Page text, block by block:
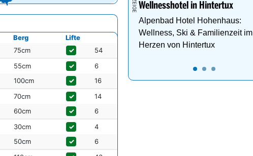
Berg
Lifte
75cm ✓
54
55cm ✓
6
100cm ✓
16
70cm ✓
14
60cm ✓
6
30cm ✓
4
50cm ✓
6
Wellnesshotel in Hintertux
Alpenbad Hotel Hohenhaus:
Wellness, Ski & Familienzeit im
Herzen von Hintertux